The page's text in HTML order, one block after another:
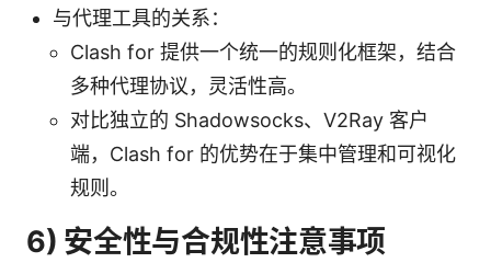
与代理工具的关系：
Clash for 提供一个统一的规则化框架，结合
多种代理协议，灵活性高。
对比独立的 Shadowsocks、V2Ray 客户
端，Clash for 的优势在于集中管理和可视化
规则。
6) 安全性与合规性注意事项